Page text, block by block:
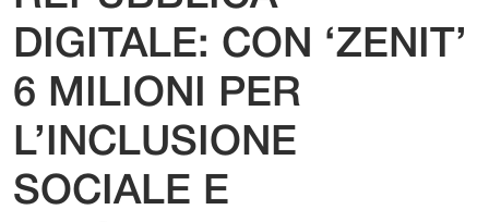
DIGITALE: CON ‘ZENIT’
6 MILIONI PER
L’INCLUSIONE
SOCIALE E